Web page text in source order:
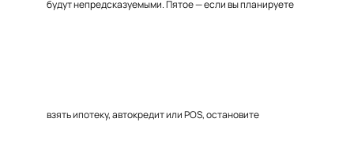
будут непредсказуемыми. Пятое — если вы планируете
взять ипотеку, автокредит или POS, остановите